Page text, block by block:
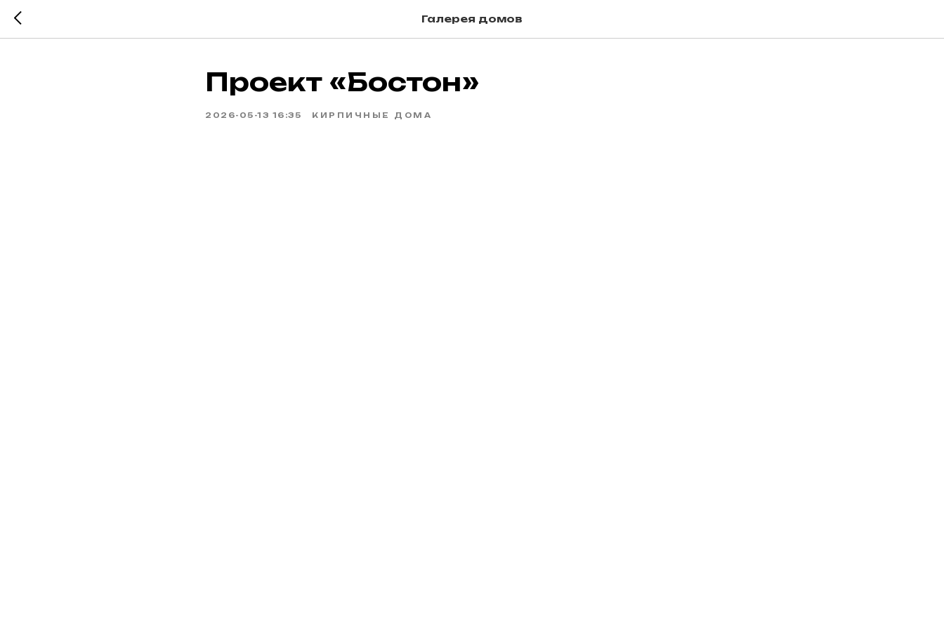
Галерея домов
Проект «Бостон»
2026-05-13 16:35 КИРПИЧНЫЕ ДОМА